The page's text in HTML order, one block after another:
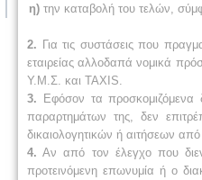
η) την καταβολή του τελών,
2. Για τις συστάσεις που
εταιρείας αλλοδαπά νομικά
Υ.Μ.Σ. και TAXIS.
3. Εφόσον τα προσκομιζόμενα
παραρτημάτων της, δεν
δικαιολογητικών ή αιτήσεων
4. Αν από τον έλεγχο που
προτεινόμενη επωνυμία ή ο